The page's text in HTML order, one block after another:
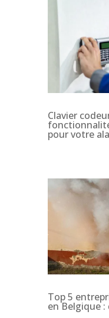
Clavier
pour votre
Top 5
en Belgique